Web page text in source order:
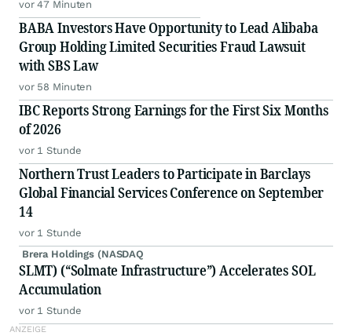
vor 47 Minuten
BABA Investors Have Opportunity to Lead Alibaba
Group Holding Limited Securities Fraud Lawsuit
with SBS Law
vor 58 Minuten
IBC Reports Strong Earnings for the First Six Months
of 2026
vor 1 Stunde
Northern Trust Leaders to Participate in Barclays
Global Financial Services Conference on September
14
vor 1 Stunde
Brera Holdings (NASDAQ
SLMT) (“Solmate Infrastructure”) Accelerates SOL
Accumulation
vor 1 Stunde